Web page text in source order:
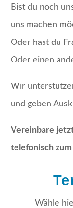
Bist du noch
uns machen
Oder hast du
Oder einen
Wir
und geben
Vereinbare
telefonisch
Wähle